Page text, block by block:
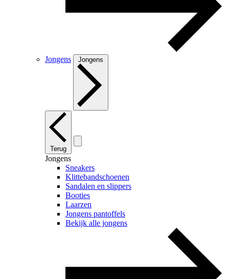
Jongens Jongens
Terug
Jongens
Sneakers
Klittebandschoenen
Sandalen en slippers
Booties
Laarzen
Jongens pantoffels
Bekijk alle jongens